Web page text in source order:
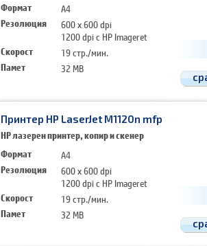
Формат
A4
Резолюция
600 x 600 dpi
1200 dpi с HP Imageret
Скорост
19 стр./мин.
Памет
32 MB
Принтер HP LaserJet M1120n mfp
HP лазерен принтер, копир и скенер
Формат
A4
Резолюция
600 x 600 dpi
1200 dpi с HP Imageret
Скорост
19 стр./мин.
Памет
32 MB